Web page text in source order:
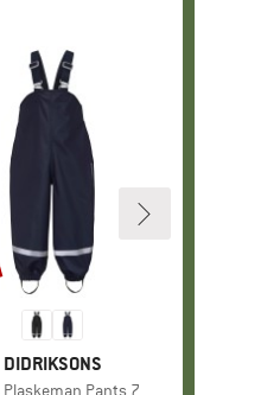
MARKE
DIDRIKSONS
Plaskeman Pants 7